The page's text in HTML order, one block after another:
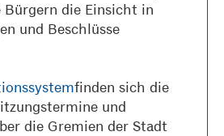
Bürgern die Einsicht in
und Beschlüsse
finden sich die
und
die Gremien der Stadt